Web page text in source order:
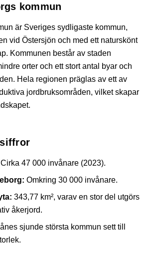
kommun
är Sveriges sydligaste kommun,
vid Östersjön och med ett naturskönt
Kommunen består av staden
orter och ett stort antal byar och
Hela regionen präglas av ett av
jordbruksområden, vilket skapar
Cirka 47 000 invånare (2023).
Omkring 30 000 invånare.
343,77 km², varav en stor del utgörs
åkerjord.
sjunde största kommun sett till